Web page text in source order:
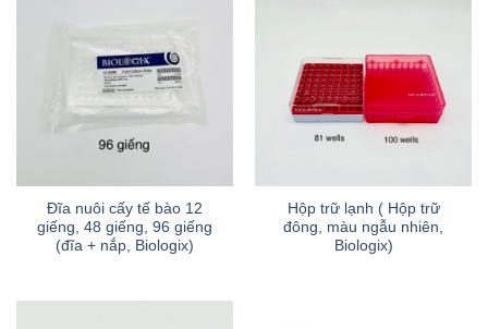
Đĩa nuôi cấy tế bào 12
giếng, 48 giếng, 96 giếng
(đĩa + nắp, Biologix)
Hộp trữ lạnh ( Hộp trữ
đông, màu ngẫu nhiên,
Biologix)